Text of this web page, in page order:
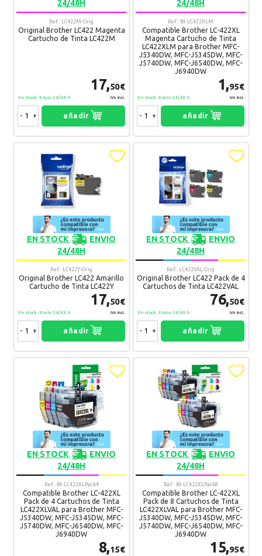
24/48H
Ref.: LC422M-Orig
Original Brother LC422 Magenta
Cartucho de Tinta LC422M
17,50€
IVA Incl.
En stock. Envío 24/48 h
- + añadir
24/48H
Ref.: BI-LC422XLM
Compatible Brother LC-422XL
Magenta Cartucho de Tinta
LC422XLM para Brother MFC-
J5340DW, MFC-J5345DW, MFC-
J5740DW, MFC-J6540DW, MFC-
J6940DW
1,95€
IVA Incl.
En stock. Envío 24/48 h
- + añadir
EN STOCK
ENVIO
24/48H
Ref.: LC422Y-Orig
Original Brother LC422 Amarillo
Cartucho de Tinta LC422Y
17,50€
IVA Incl.
En stock. Envío 24/48 h
- + añadir
EN STOCK
ENVIO
24/48H
Ref.: LC422VAL-Orig
Original Brother LC422 Pack de 4
Cartuchos de Tinta LC422VAL
76,50€
IVA Incl.
En stock. Envío 24/48 h
- + añadir
EN STOCK
ENVIO
24/48H
Ref.: BI-LC422XLPack4
Compatible Brother LC-422XL
Pack de 4 Cartuchos de Tinta
LC422XLVAL para Brother MFC-
J5340DW, MFC-J5345DW, MFC-
J5740DW, MFC-J6540DW, MFC-
J6940DW
8,15€
EN STOCK
ENVIO
24/48H
Ref.: BI-LC422XLPack8
Compatible Brother LC-422XL
Pack de 8 Cartuchos de Tinta
LC422XLVAL para Brother MFC-
J5340DW, MFC-J5345DW, MFC-
J5740DW, MFC-J6540DW, MFC-
J6940DW
15,95€